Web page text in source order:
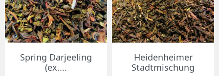
Spring Darjeeling
(ex....
Heidenheimer
Stadtmischung